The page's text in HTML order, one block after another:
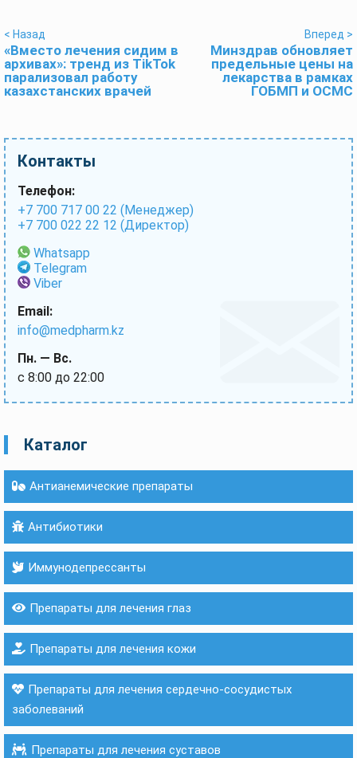
< Назад
«Вместо лечения сидим в
архивах»: тренд из TikTok
парализовал работу
казахстанских врачей
Вперед >
Минздрав обновляет
предельные цены на
лекарства в рамках
ГОБМП и ОСМС
Контакты
Телефон:
+7 700 717 00 22 (Менеджер)
+7 700 022 22 12 (Директор)
Whatsapp
Telegram
Viber
Email:
info@medpharm.kz
Пн. — Вс.
с 8:00 до 22:00
Каталог
Антианемические препараты
Антибиотики
Иммунодепрессанты
Препараты для лечения глаз
Препараты для лечения кожи
Препараты для лечения сердечно-сосудистых
заболеваний
Препараты для лечения суставов